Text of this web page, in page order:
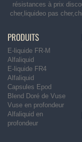
résistances à prix
cher,liquideo pas
PRODUITS
E-liquide FR-M
Alfaliquid
E-liquide FR4
Alfaliquid
Capsules Epod
Blend Doré de Vuse
Vuse en profondeur
Alfaliquid en
profondeur